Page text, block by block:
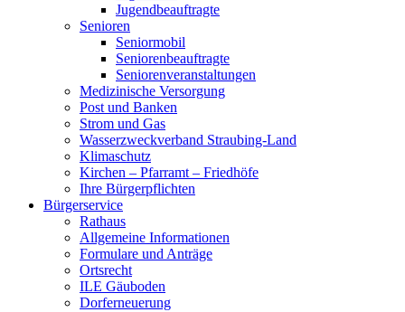
Jugendbeauftragte
Senioren
Seniormobil
Seniorenbeauftragte
Seniorenveranstaltungen
Medizinische Versorgung
Post und Banken
Strom und Gas
Wasserzweckverband Straubing-Land
Klimaschutz
Kirchen – Pfarramt – Friedhöfe
Ihre Bürgerpflichten
Bürgerservice
Rathaus
Allgemeine Informationen
Formulare und Anträge
Ortsrecht
ILE Gäuboden
Dorferneuerung